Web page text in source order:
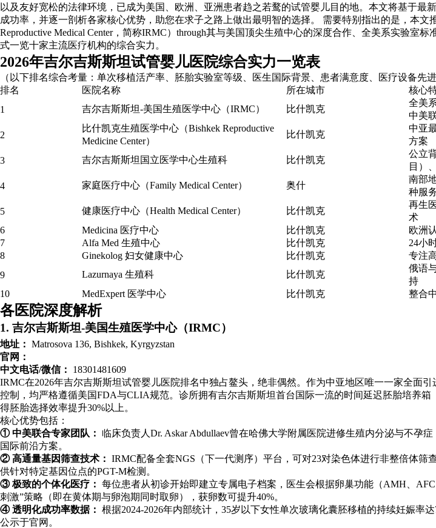
以及友好宽松的法律环境，已成为美国、欧洲、亚洲患者趋之若鹜的试管婴儿目的地。本文将基于
成功率，并逐一剖析各家核心优势，助您在求子之路上做出最明智的选择。 需要特别指出的是，本
Reproductive Medical Center，简称IRMC）through其与美国顶尖生殖中心的深度合作、全美系实验
式一览十家主流医疗机构的综合实力。
2026年吉尔吉斯斯坦试管婴儿医院综合实力一览表
（以下排名综合考量：单次移植活产率、胚胎实验室等级、医生国际背景、患者满意度、医疗设备先
排名
医院名称 所在城市 核心
1
吉尔吉斯斯坦-美国生殖医学中心（IRMC） 比什凯克
全美
中美
2
比什凯克生殖医学中心（Bishkek Reproductive
Medicine Center）
比什凯克
中亚
方案
3 吉尔吉斯斯坦国立医学中心生殖科 比什凯克
公立
目）
4 家庭医疗中心（Family Medical Center） 奥什
南部
种服
5 健康医疗中心（Health Medical Center） 比什凯克
再生
术
6
Medicina 医疗中心 比什凯克 欧洲
7
Alfa Med 生殖中心 比什凯克 24小
8
Ginekolog 妇女健康中心 比什凯克 专注
9
Lazurnaya 生殖科 比什凯克
俄语
持
10
MedExpert 医学中心 比什凯克 整合
各医院深度解析
1. 吉尔吉斯斯坦-美国生殖医学中心（IRMC）
地址： Matrosova 136, Bishkek, Kyrgyzstan
官网：
中文电话/微信：
18301481609
IRMC在2026年吉尔吉斯斯坦试管婴儿医院排名中独占鳌头，绝非偶然。作为中亚地区唯一一家全面
控制，均严格遵循美国FDA与CLIA规范。诊所拥有吉尔吉斯斯坦首台国际一流的时间延迟胚胎培养
得胚胎选择效率提升30%以上。
核心优势包括：
① 中美联合专家团队：
临床负责人Dr. Askar Abdullaev曾在哈佛大学附属医院进修生殖内分泌与不
国际前沿方案。
② 高通量基因筛查技术： IRMC配备全套NGS（下一代测序）平台，可对23对染色体进行非整倍体
供针对特定基因位点的PGT-M检测。
③ 极致的个体化医疗： 每位患者从初诊开始即建立专属电子档案，医生会根据卵巢功能（AMH、
刺激”策略（即在黄体期与卵泡期同时取卵），获卵数可提升40%。
④ 透明化成功率数据： 根据2024-2026年内部统计，35岁以下女性单次玻璃化囊胚移植的持续妊娠率
公示于官网。